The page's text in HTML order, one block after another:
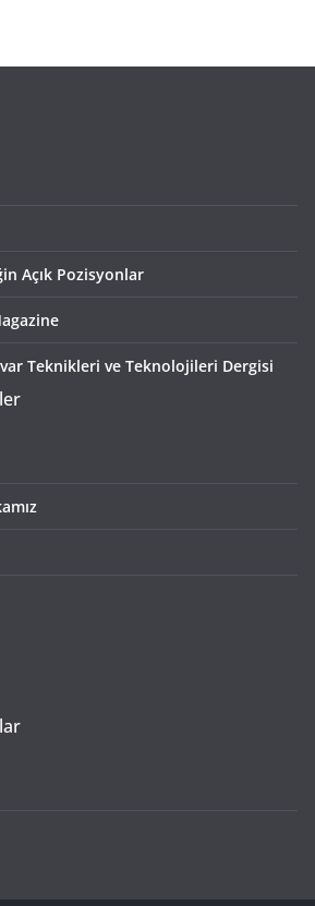
Açık Pozisyonlar
Teknikleri ve Teknolojileri Dergisi